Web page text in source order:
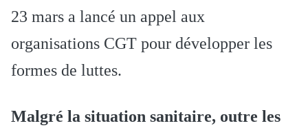
23 mars a lancé un appel aux
organisations CGT pour développer les
formes de luttes.
Malgré la situation sanitaire, outre les